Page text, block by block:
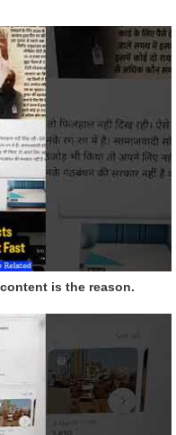
is the reason.